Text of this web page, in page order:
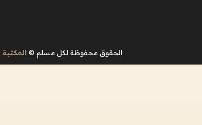
الحقوق محفوظة لكل مسلم ©